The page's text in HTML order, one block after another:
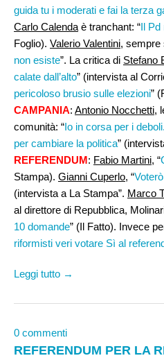
guida tu i moderati e fai la terza
Carlo Calenda è tranchant: “Il Pd
Foglio). Valerio Valentini, sempre
non esiste”. La critica di Stefano
calate dall’alto” (intervista al
pericoloso brusio sulle elezioni”
CAMPANIA: Antonio Nocchetti,
comunità: “Io in corsa per i
per cambiare la politica”
REFERENDUM: Fabio Martini, “
Stampa). Gianni Cuperlo, “
(intervista a La Stampa”. Marco
al direttore di Repubblica,
10 domande” (Il Fatto). Invece
riformisti veri votare Sì al
Leggi tutto →
0 commenti
REFERENDUM PER LA